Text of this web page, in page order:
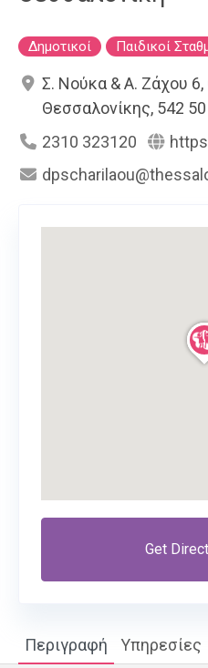
Δημοτικοί Παιδικοί
Σ. Νούκα & Α. Ζάχου
Θεσσαλονίκης, 542 50
2310 323120
Get
Περιγραφή Υπηρεσίες